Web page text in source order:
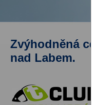
Zvýhodněná
nad Labem.